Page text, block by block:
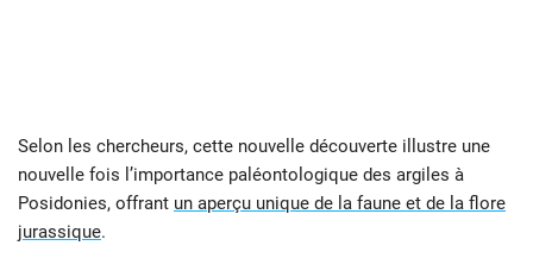
Selon les chercheurs, cette nouvelle découverte illustre une
nouvelle fois l’importance paléontologique des argiles à
Posidonies, offrant un aperçu unique de la faune et de la flore
jurassique.